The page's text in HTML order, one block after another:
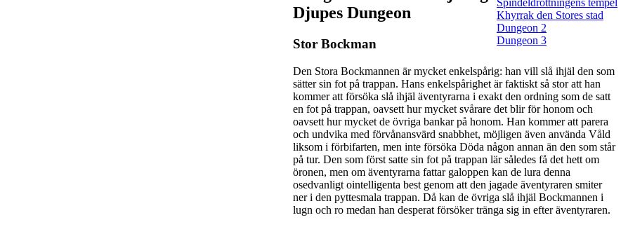
Khyrrak den Stores stad
Dungeon 2
Dungeon 3
Djupes Dungeon
Stor Bockman
Den Stora Bockmannen är mycket enkelspårig: han vill slå ihjäl den som
sätter sin fot på trappan. Hans enkelspårighet är faktiskt så stor att han
kommer att försöka slå ihjäl äventyrarna i exakt den ordning som de satt
en fot på trappan, oavsett hur mycket svårare det blir för honom och
oavsett hur mycket de övriga bankar på honom. Han kommer att parera
och undvika med förvånansvärd snabbhet, möjligen även använda Våld
liksom i förbifarten, men inte försöka Döda någon annan än den som står
på tur. Den som först satte sin fot på trappan lär således få det hett om
öronen, men om äventyrarna fattar galoppen kan de lura denna
osedvanligt ointelligenta best genom att den jagade äventyraren smiter
ner i den pyttesmala trappan. Då kan de övriga slå ihjäl Bockmannen i
lugn och ro medan han desperat försöker tränga sig in efter äventyraren.